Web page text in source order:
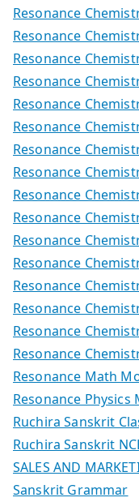
Resonance
Resonance
Resonance
Resonance
Resonance
Resonance
Resonance
Resonance
Resonance
Resonance
Resonance
Resonance
Resonance
Resonance
Resonance
Resonance
Resonance Math
Resonance Physics
Ruchira Sanskrit
Ruchira Sanskrit
SALES AND
Sanskrit Grammar